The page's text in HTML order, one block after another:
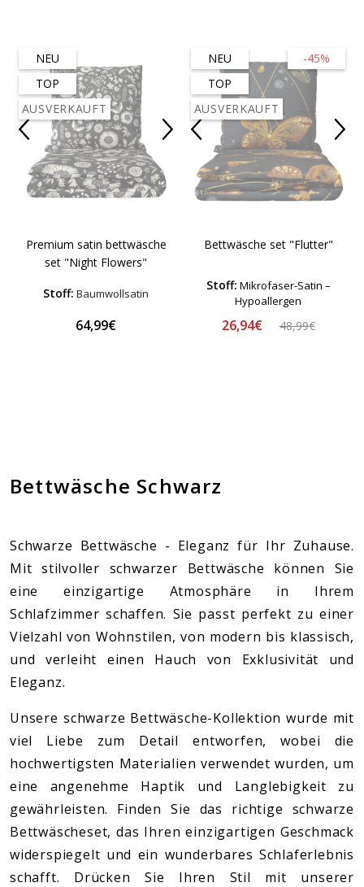
NEU
TOP
AUSVERKAUFT
Premium satin bettwäsche
set "Night Flowers"
Stoff: Baumwollsatin
64,99€
-45%
NEU
TOP
AUSVERKAUFT
Bettwäsche set "Flutter"
Stoff: Mikrofaser-Satin –
Hypoallergen
26,94€ 48,99€
Bettwäsche Schwarz
Schwarze Bettwäsche - Eleganz für Ihr Zuhause.
Mit stilvoller schwarzer Bettwäsche können Sie
eine einzigartige Atmosphäre in Ihrem
Schlafzimmer schaffen. Sie passt perfekt zu einer
Vielzahl von Wohnstilen, von modern bis klassisch,
und verleiht einen Hauch von Exklusivität und
Eleganz.
Unsere schwarze Bettwäsche-Kollektion wurde mit
viel Liebe zum Detail entworfen, wobei die
hochwertigsten Materialien verwendet wurden, um
eine angenehme Haptik und Langlebigkeit zu
gewährleisten. Finden Sie das richtige schwarze
Bettwäscheset, das Ihren einzigartigen Geschmack
widerspiegelt und ein wunderbares Schlaferlebnis
schafft. Drücken Sie Ihren Stil mit unserer